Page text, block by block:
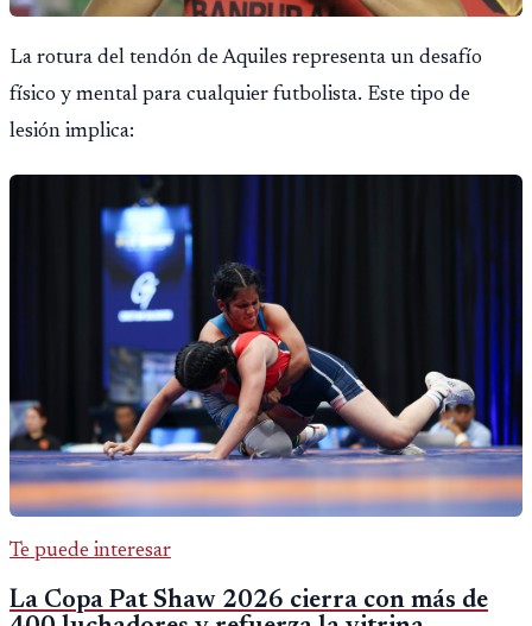
La rotura del tendón de Aquiles representa un desafío
físico y mental para cualquier futbolista. Este tipo de
lesión implica:
Te puede interesar
La Copa Pat Shaw 2026 cierra con más de